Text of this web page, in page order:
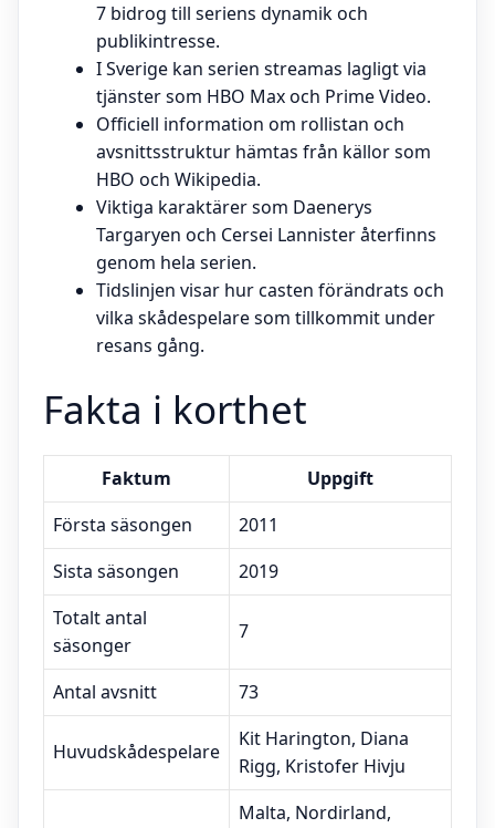
7 bidrog till seriens dynamik och
publikintresse.
I Sverige kan serien streamas lagligt via
tjänster som HBO Max och Prime Video.
Officiell information om rollistan och
avsnittsstruktur hämtas från källor som
HBO och Wikipedia.
Viktiga karaktärer som Daenerys
Targaryen och Cersei Lannister återfinns
genom hela serien.
Tidslinjen visar hur casten förändrats och
vilka skådespelare som tillkommit under
resans gång.
Fakta i korthet
Faktum
Uppgift
Första säsongen
2011
Sista säsongen
2019
Totalt antal
säsonger
7
Antal avsnitt 73
Huvudskådespelare
Kit Harington, Diana
Rigg, Kristofer Hivju
Malta, Nordirland,